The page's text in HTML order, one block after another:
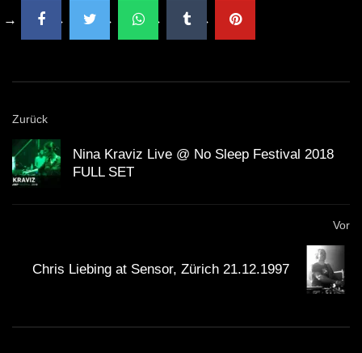
Zurück
Nina Kraviz Live @ No Sleep Festival 2018
FULL SET
Vor
Chris Liebing at Sensor, Zürich 21.12.1997